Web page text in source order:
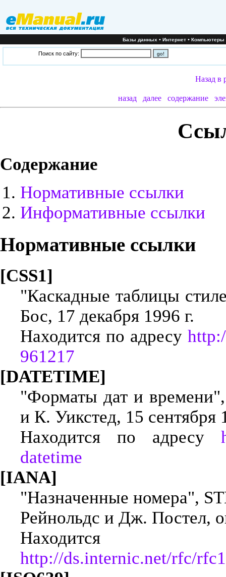
Базы данных•Интернет•Компьютеры
Поиск по сайту:
Назад в
назад далее содержание
Содержание
Нормативные ссылки
Информативные ссылки
Нормативные ссылки
[CSS1]
"Каскадные таблицы
Бос, 17 декабря 1996 г.
Находится по адресу
961217
[DATETIME]
"Форматы дат и
и К. Уикстед, 15 сентября
Находится по адресу
datetime
[IANA]
"Назначенные номера",
Рейнольдс и Дж. Постел,
http://ds.internic.net/rfc/